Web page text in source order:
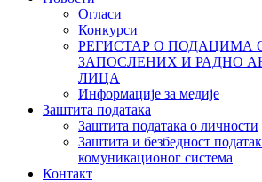
Огласи
Конкурси
РЕГИСТАР О ПОДАЦИМА
ЗАПОСЛЕНИХ И РАДНО
ЛИЦА
Информације за медије
Заштита података
Заштита података о личности
Заштита и безбедност
комуникационог система
Контакт